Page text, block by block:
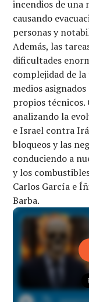
incendios de una
causando
personas y
Además, las
dificultades
complejidad de
medios
propios técnicos.
analizando la
e Israel contra
bloqueos y las
conduciendo a
y los
Carlos García e
Barba.